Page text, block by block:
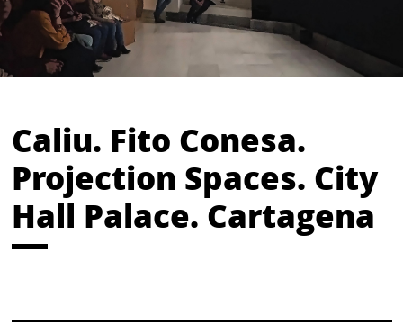
Caliu. Fito Conesa.
Projection Spaces. City
Hall Palace. Cartagena